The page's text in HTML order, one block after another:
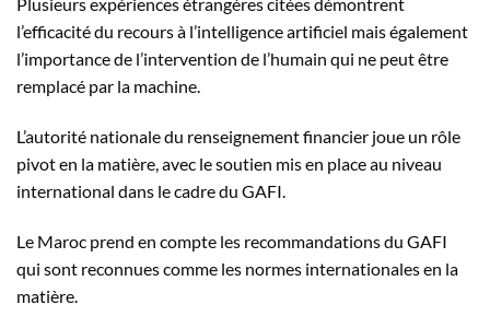
l’efficacité du recours à l’intelligence artificiel mais également
l’importance de l’intervention de l’humain qui ne peut être
remplacé par la machine.
L’autorité nationale du renseignement financier joue un rôle
pivot en la matière, avec le soutien mis en place au niveau
international dans le cadre du GAFI.
Le Maroc prend en compte les recommandations du GAFI
qui sont reconnues comme les normes internationales en la
matière.